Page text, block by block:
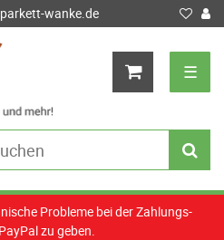
wanke.de
☰
Probleme bei der Zahlungs-
zu geben.